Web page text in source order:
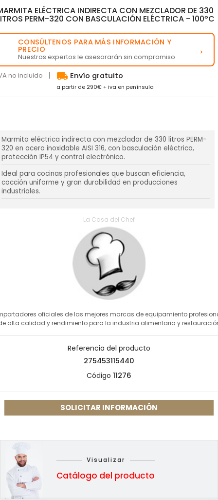
ELÉCTRICA INDIRECTA CON MEZCLADOR DE 330
PERM-320 CON BASCULACIÓN ELÉCTRICA - 100ºC
CONSÚLTENOS PARA MÁS INFORMACIÓN Y
PRECIO
Nuestros expertos le asesorarán sin compromiso →
no incluido local_shipping Envío gratuito
a partir de 290€ + iva en península
Marmita eléctrica indirecta con mezclador de 330 litros PERM-
320 en acero inoxidable AISI 316, con basculación eléctrica,
protección IP54 y control electrónico.
Ideal para cocinas profesionales que buscan eficiencia,
cocción uniforme y gran durabilidad en producciones
industriales.
La Casa del Chef
oficiales de las mejores marcas de equipamiento
alta calidad y rendimiento para la industria alimentaria y
Referencia del producto
275453115440
Código 11276
SOLICITAR INFORMACIÓN
Visualizar
Catálogo del producto